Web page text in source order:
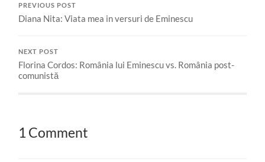
PREVIOUS POST
Diana Nita: Viata mea in versuri de Eminescu
NEXT POST
Florina Cordos: România lui Eminescu vs. România post-
comunistă
1 Comment